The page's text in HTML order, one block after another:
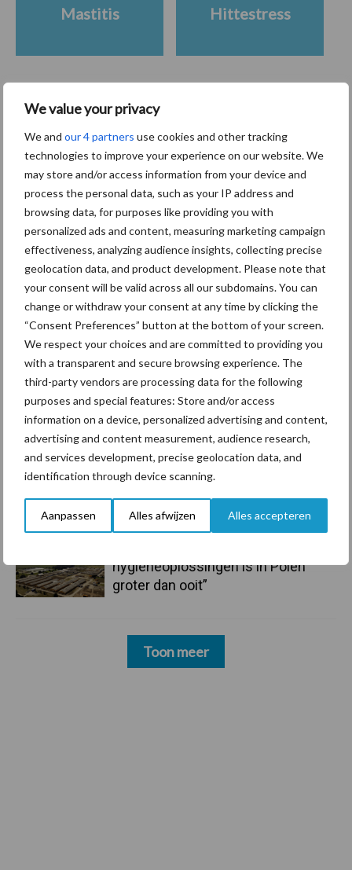
We value your privacy
We and our 4 partners use cookies and other tracking
technologies to improve your experience on our website. We
may store and/or access information from your device and
process the personal data, such as your IP address and
browsing data, for purposes like providing you with
personalized ads and content, measuring marketing campaign
effectiveness, analyzing audience insights, collecting precise
geolocation data, and product development. Please note that
your consent will be valid across all our subdomains. You can
change or withdraw your consent at any time by clicking the
“Consent Preferences” button at the bottom of your screen.
We respect your choices and are committed to providing you
with a transparent and secure browsing experience. The
third-party vendors are processing data for the following
purposes and special features: Store and/or access
information on a device, personalized advertising and content,
advertising and content measurement, audience research,
and services development, precise geolocation data, and
identification through device scanning.
Aanpassen Alles afwijzen Alles accepteren
Primaire
Sidebar
Recent nieuws Partner nieuws
7 aug
Grondstoffenmarkt blijft grillig:
droogte en geopolitiek houden
handel in de greep
7 aug
De speenhuid: een vaak
onderschatte risicofactor voor
mastitis
6 aug
ForFarmers ziet volume en
marktaandeel groeien in krimpende
Nederlandse markt
6 aug
Tien praktische tips voor een
hygieneoplossingen is in Polen
groter dan ooit”
Toon meer
Mastitis Hittestress
Toon meer